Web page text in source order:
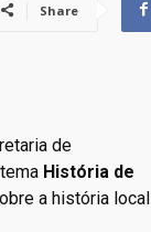
Share
de
História de
a história local